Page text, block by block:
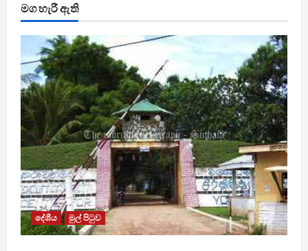
මග හැරී ඇති
දේශීය මුල් පිටුව